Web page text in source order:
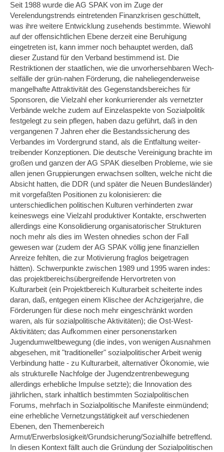
Seit 1988 wurde die AG SPAK von im Zuge der
Verelendungstrends eintretenden Finanzkrisen geschüttelt,
was ihre weitere Entwicklung zusehends bestimmte. Wiewohl
auf der offensichtlichen Ebene derzeit eine Beruhigung
eingetreten ist, kann immer noch behauptet werden, daß
dieser Zustand für den Verband be­stimmend ist. Die
Restriktionen der staatlichen, wie die unvorhersehbaren Wech­
selfälle der grün-nahen Förderung, die naheliegenderweise
mangelhafte Attraktivi­tät des Gegenstandsbereiches für
Sponsoren, die Vielzahl eher konkurrierender als vernetzter
Verbände welche zudem auf Einzelaspekte von Sozialpolitik
festgelegt zu sein pflegen, haben dazu geführt, daß in den
vergangenen 7 Jahren eher die Bestandssicherung des
Verbandes im Vordergrund stand, als die Entfaltung weiter­
treibender Konzeptionen. Die deutsche Vereinigung brachte im
großen und ganzen der AG SPAK dieselben Probleme, wie sie
allen jenen Gruppierungen erwachsen sollten, welche nicht die
Absicht hatten, die DDR (und später die Neuen Bundes­länder)
mit vorgefaßten Positionen zu kolonisieren: die
unterschiedlichen politi­schen Kulturen verhinderten zwar
keineswegs eine Vielzahl produktiver Kontakte, erschwerten
allerdings eine Konsolidierung organisatorischer Strukturen
noch mehr als dies im Westen ohnedies schon der Fall
gewesen war (zudem der AG SPAK völlig jene finanziellen
Anreize fehlten, die zur Motivierung fraglos beigetragen
hätten). Schwerpunkte zwischen 1989 und 1995 waren indes:
das projektbereichs­übergreifende Hervortreten von
Kulturarbeit (ein Projektbereich Kulturarbeit scheiterte indes
daran, daß, entgegen einem Klischee der Achzigerjahre, die
För­derungen für diese noch mehr eingeschränkt worden
waren, als für sozialpolitische Aktivitäten); die Ost-West-
Aktivitäten; das Aufkommen einer personenstarken
Jugendumweltbewegung (die indes, von wenigen Ausnahmen
abgesehen, mit "traditioneller" sozialpolitischer Arbeit wenig
Verbindung hatte - zu Kulturarbeit, alternativer Ökonomie, wie
als strukturelle Nachfolge der Jugendzentrenbewegung
allerdings erhebliche Impulse setzte); die Innovation des
jährlichen, stark inhaltlich bestimmten Sozialpolitischen
Forums, mehrfach in Sozialpolitische Manifeste einmündend;
eine erhebliche Vernetzungstätigkeit auf verschiedenen
Ebenen, den Themenbereich
Armut/Erwerbslosigkeit/Grundsicherung/Sozialhilfe betreffend.
In diesen Kontext fällt auch die Gründung der Sozialpolitischen